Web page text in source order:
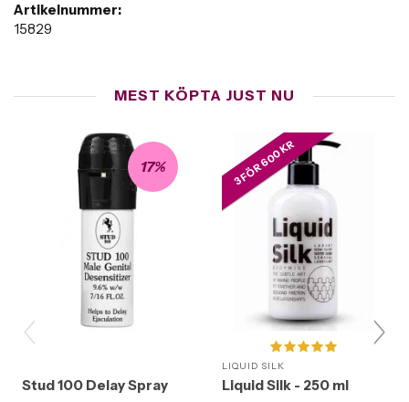
Artikelnummer:
15829
MEST KÖPTA JUST NU
17%
Stud 100 Delay Spray
3 FÖR 600 KR
LIQUID SILK
Liquid Silk - 250 ml